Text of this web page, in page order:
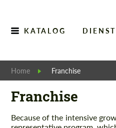
KATALOG
Home Franchise
Franchise
Because of the intensive